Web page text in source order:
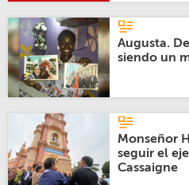
Augusta.
siendo un
Monseñor
seguir el
Cassaigne